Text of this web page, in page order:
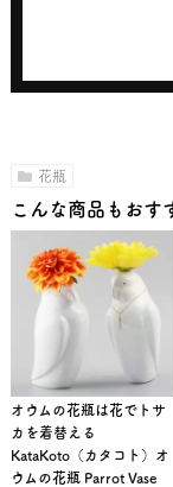
花瓶
こんな商品もおす
オウムの花瓶は花でトサ
カを着替える
KataKoto（カタコト）オ
ウムの花瓶 Parrot Vase